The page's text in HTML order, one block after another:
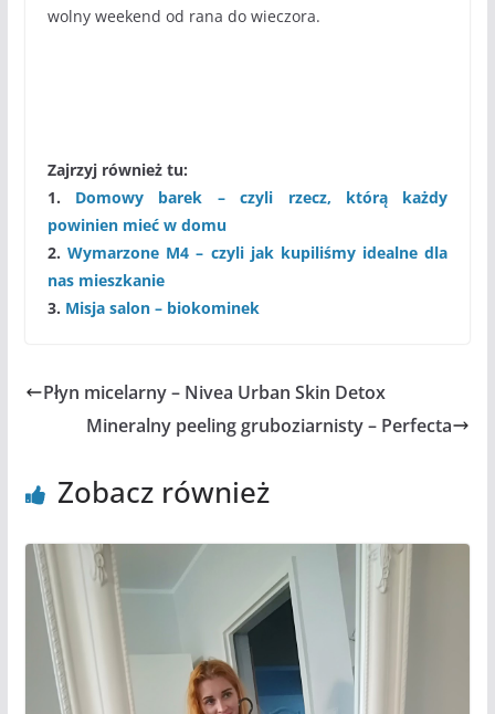
wolny weekend od rana do wieczora.
Zajrzyj również tu:
1. Domowy barek – czyli rzecz, którą każdy
powinien mieć w domu
2. Wymarzone M4 – czyli jak kupiliśmy idealne dla
nas mieszkanie
3. Misja salon – biokominek
Płyn micelarny – Nivea Urban Skin Detox
Mineralny peeling gruboziarnisty – Perfecta
Zobacz również